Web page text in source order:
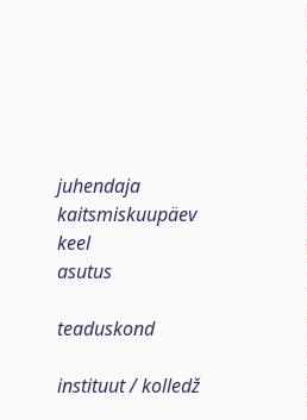
juhendaja
kaitsmiskuupäev
keel
asutus
teaduskond
instituut / kolledž